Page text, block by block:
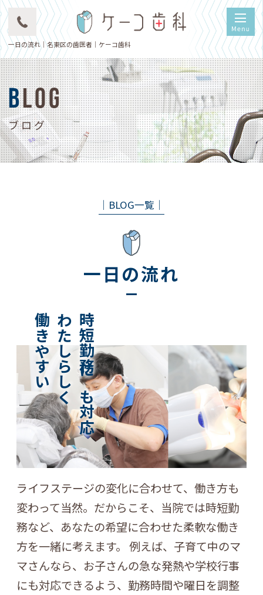
一日の流れ｜名東区の歯医者｜ケーコ歯科
BLOG
ブログ
│BLOG一覧│
一日の流れ
時短勤務にも対応
わたしらしく
働きやすい
ライフステージの変化に合わせて、働き方も
変わって当然。だからこそ、当院では時短勤
務など、あなたの希望に合わせた柔軟な働き
方を一緒に考えます。 例えば、子育て中のマ
マさんなら、お子さんの急な発熱や学校行事
にも対応できるよう、勤務時間や曜日を調整